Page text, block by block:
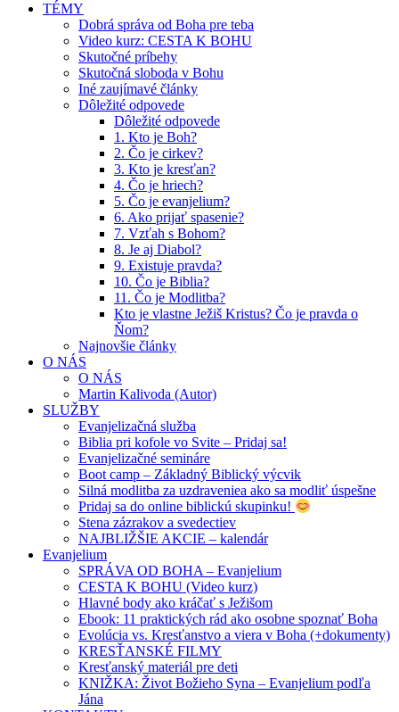
TÉMY
Dobrá správa od Boha pre teba
Video kurz: CESTA K BOHU
Skutočné príbehy
Skutočná sloboda v Bohu
Iné zaujímavé články
Dôležité odpovede
Dôležité odpovede
1. Kto je Boh?
2. Čo je cirkev?
3. Kto je kresťan?
4. Čo je hriech?
5. Čo je evanjelium?
6. Ako prijať spasenie?
7. Vzťah s Bohom?
8. Je aj Diabol?
9. Existuje pravda?
10. Čo je Biblia?
11. Čo je Modlitba?
Kto je vlastne Ježiš Kristus? Čo je pravda o
Ňom?
Najnovšie články
O NÁS
O NÁS
Martin Kalivoda (Autor)
SLUŽBY
Evanjelizačná služba
Biblia pri kofole vo Svite – Pridaj sa!
Evanjelizačné semináre
Boot camp – Základný Biblický výcvik
Silná modlitba za uzdraveniea ako sa modliť úspešne
Pridaj sa do online biblickú skupinku!
Stena zázrakov a svedectiev
NAJBLIŽŠIE AKCIE – kalendár
Evanjelium
SPRÁVA OD BOHA – Evanjelium
CESTA K BOHU (Video kurz)
Hlavné body ako kráčať s Ježišom
Ebook: 11 praktických rád ako osobne spoznať Boha
Evolúcia vs. Kresťanstvo a viera v Boha (+dokumenty)
KRESŤANSKÉ FILMY
Kresťanský materiál pre deti
KNIŽKA: Život Božieho Syna – Evanjelium podľa
Jána